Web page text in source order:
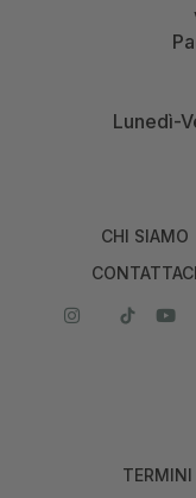
Lunedì-
CHI SIAMO
CONTATTACI